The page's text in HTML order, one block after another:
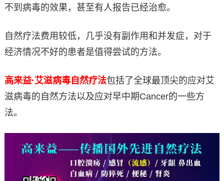
不到病毒的效果，甚至有人报告已经治愈。
自然疗法费用较低，几乎没有副作用和并发症，对于
经济情况不好的患者是值得尝试的方法。
高来益·艾滋病毒自然疗法包括了全球最顶尖的应对艾
滋病毒的自然方法以及应对早中期Cancer的一些方
法。